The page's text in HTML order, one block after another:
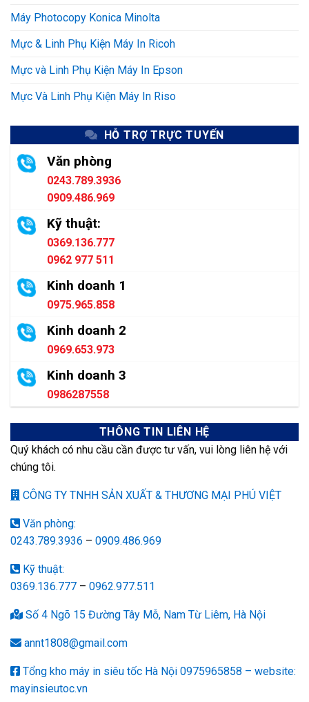
Máy Photocopy Konica Minolta
Mực & Linh Phụ Kiện Máy In Ricoh
Mực và Linh Phụ Kiện Máy In Epson
Mực Và Linh Phụ Kiện Máy In Riso
HỖ TRỢ TRỰC TUYẾN
Văn phòng
0243.789.3936
0909.486.969
Kỹ thuật:
0369.136.777
0962 977 511
Kinh doanh 1
0975.965.858
Kinh doanh 2
0969.653.973
Kinh doanh 3
0986287558
THÔNG TIN LIÊN HỆ
Quý khách có nhu cầu cần được tư vấn, vui lòng liên hệ với
chúng tôi.
CÔNG TY TNHH SẢN XUẤT & THƯƠNG MẠI PHÚ VIỆT
Văn phòng:
0243.789.3936 – 0909.486.969
Kỹ thuật:
0369.136.777 – 0962.977.511
Số 4 Ngõ 15 Đường Tây Mỗ, Nam Từ Liêm, Hà Nội
annt1808@gmail.com
Tổng kho máy in siêu tốc Hà Nội 0975965858 – website:
mayinsieutoc.vn